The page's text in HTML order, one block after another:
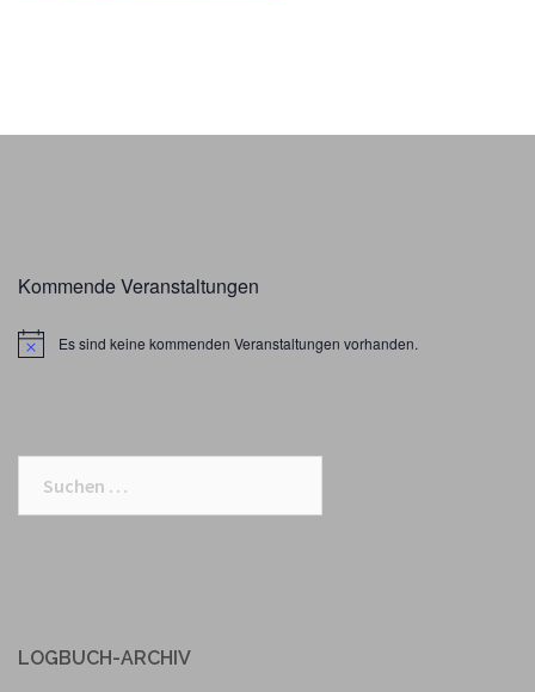
Kommende Veranstaltungen
Es sind keine kommenden Veranstaltungen vorhanden.
LOGBUCH-ARCHIV